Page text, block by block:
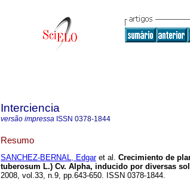
Interciencia
versão impressa ISSN 0378-1844
Resumo
SANCHEZ-BERNAL, Edgaret al. Crecimiento de
tuberosum L.) Cv. Alpha, inducido por diversas
2008, vol.33, n.9, pp.643-650. ISSN 0378-1844.